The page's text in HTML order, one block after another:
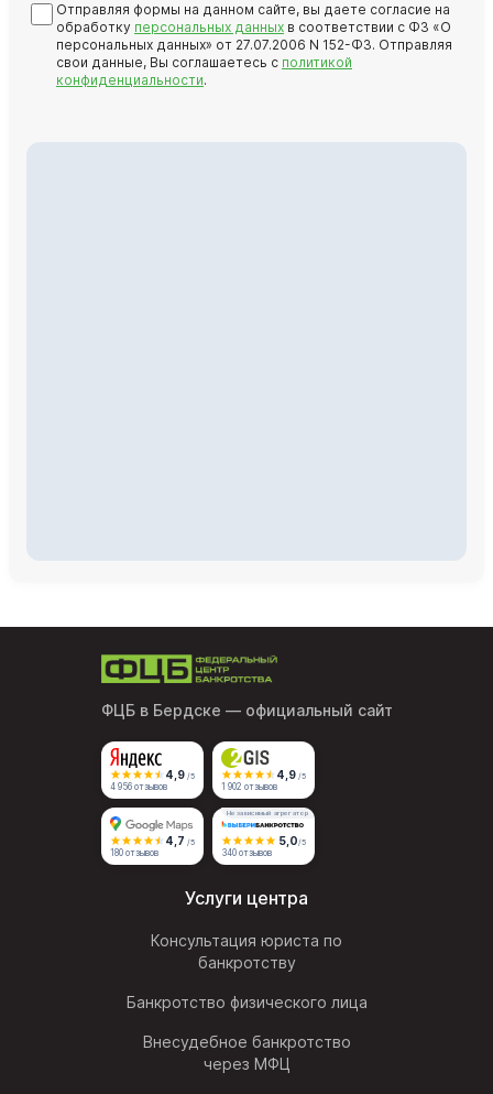
Отправляя формы на данном сайте, вы даете согласие на
обработку персональных данных в соответствии с ФЗ «О
персональных данных» от 27.07.2006 N 152-ФЗ. Отправляя
свои данные, Вы соглашаетесь с политикой
конфиденциальности.
ФЦБ в Бердске — официальный сайт
4,9 /5
4 956 отзывов
4,9 /5
1 902 отзывов
4,7 /5
180 отзывов
Независимый агрегатор
5,0/5
340 отзывов
Услуги центра
Консультация юриста по
банкротству
Банкротство физического лица
Внесудебное банкротство
через МФЦ